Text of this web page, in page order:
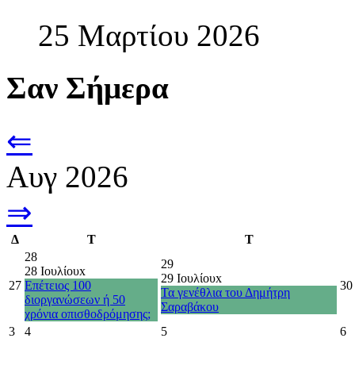
25 Μαρτίου 2026
Σαν Σήμερα
⇐
Αυγ 2026
⇒
Δ Τ Τ
27
28
28 Ιουλίουx
Επέτειος 100
διοργανώσεων ή 50
χρόνια οπισθοδρόμησης;
29
29 Ιουλίουx
Τα γενέθλια του Δημήτρη
Σαραβάκου
30
3 4 5 6